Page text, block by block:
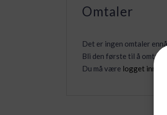
Omtaler
Det er ingen omtaler
Bli den første til å
Du må være logget inn